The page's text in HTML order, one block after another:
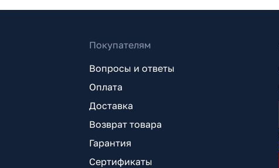
Покупателям
Вопросы и ответы
Оплата
Доставка
Возврат товара
Гарантия
Сертификаты